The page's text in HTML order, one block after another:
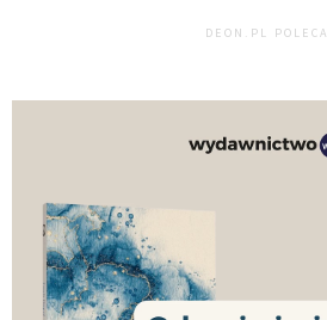
DEON.PL POLECA